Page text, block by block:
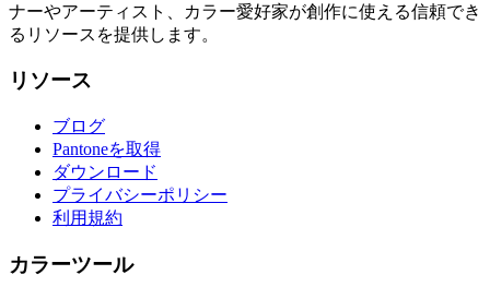
ナーやアーティスト、カラー愛好家が創作に使える信頼でき
るリソースを提供します。
リソース
ブログ
Pantoneを取得
ダウンロード
プライバシーポリシー
利用規約
カラーツール